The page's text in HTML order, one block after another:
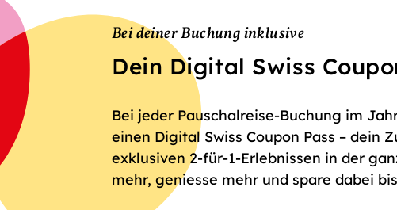
Bei deiner Buchung inklusive
Dein Digital Swiss
Bei jeder Pauschalreise-Buchung im
einen Digital Swiss Coupon Pass – dein
exklusiven 2-für-1-Erlebnissen in der
mehr, geniesse mehr und spare dabei